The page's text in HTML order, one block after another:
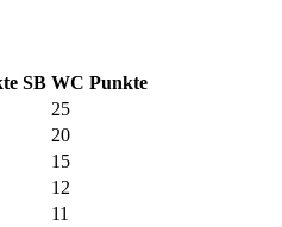
SB WC Punkte
25
20
15
12
11